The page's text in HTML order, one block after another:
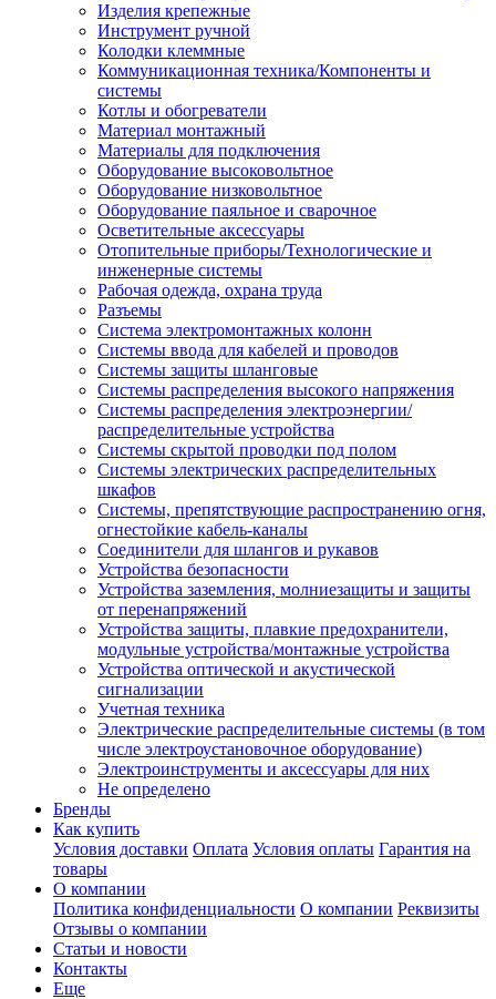
Изделия крепежные
Инструмент ручной
Колодки клеммные
Коммуникационная техника/Компоненты и
системы
Котлы и обогреватели
Материал монтажный
Материалы для подключения
Оборудование высоковольтное
Оборудование низковольтное
Оборудование паяльное и сварочное
Осветительные аксессуары
Отопительные приборы/Технологические и
инженерные системы
Рабочая одежда, охрана труда
Разъемы
Система электромонтажных колонн
Системы ввода для кабелей и проводов
Системы защиты шланговые
Системы распределения высокого напряжения
Системы распределения электроэнергии/
распределительные устройства
Системы скрытой проводки под полом
Системы электрических распределительных
шкафов
Системы, препятствующие распространению огня,
огнестойкие кабель-каналы
Соединители для шлангов и рукавов
Устройства безопасности
Устройства заземления, молниезащиты и защиты
от перенапряжений
Устройства защиты, плавкие предохранители,
модульные устройства/монтажные устройства
Устройства оптической и акустической
сигнализации
Учетная техника
Электрические распределительные системы (в том
числе электроустановочное оборудование)
Электроинструменты и аксессуары для них
Не определено
Бренды
Как купить
Условия доставки Оплата Условия оплаты Гарантия на
товары
О компании
Политика конфиденциальности О компании Реквизиты
Отзывы о компании
Статьи и новости
Контакты
Еще